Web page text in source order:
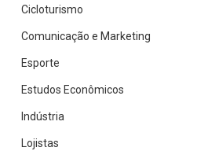
Cicloturismo
Comunicação e Marketing
Esporte
Estudos Econômicos
Indústria
Lojistas